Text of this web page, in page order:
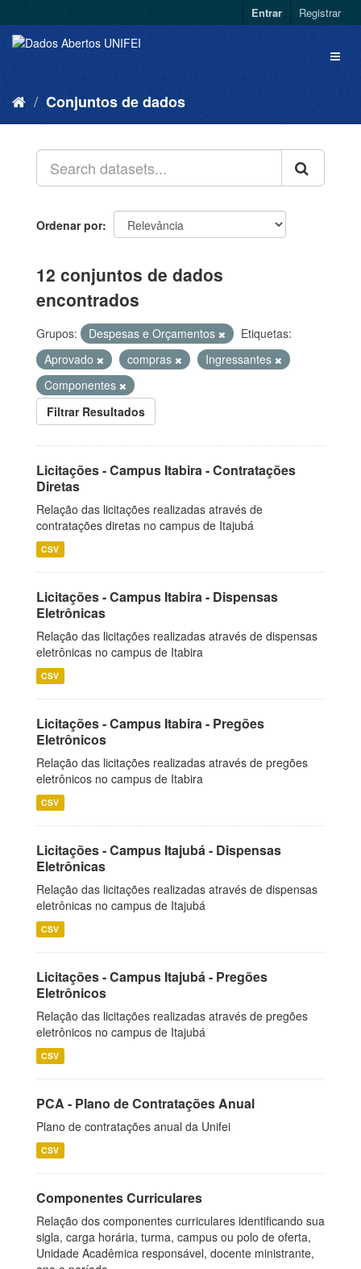
Entrar Registrar
Conjuntos de dados
Ordenar por
12 conjuntos de dados
encontrados
Grupos: Despesas e Orçamentos
Etiquetas:
Aprovado
compras
Ingressantes
Componentes
Filtrar Resultados
Licitações - Campus Itabira - Contratações
Diretas
Relação das licitações realizadas através de
contratações diretas no campus de Itajubá
CSV
Licitações - Campus Itabira - Dispensas
Eletrônicas
Relação das licitações realizadas através de dispensas
eletrônicas no campus de Itabira
CSV
Licitações - Campus Itabira - Pregões
Eletrônicos
Relação das licitações realizadas através de pregões
eletrônicos no campus de Itabira
CSV
Licitações - Campus Itajubá - Dispensas
Eletrônicas
Relação das licitações realizadas através de dispensas
eletrônicas no campus de Itajubá
CSV
Licitações - Campus Itajubá - Pregões
Eletrônicos
Relação das licitações realizadas através de pregões
eletrônicos no campus de Itajubá
CSV
PCA - Plano de Contratações Anual
Plano de contratações anual da Unifei
CSV
Componentes Curriculares
Relação dos componentes curriculares identificando sua
sigla, carga horária, turma, campus ou polo de oferta,
Unidade Acadêmica responsável, docente ministrante,